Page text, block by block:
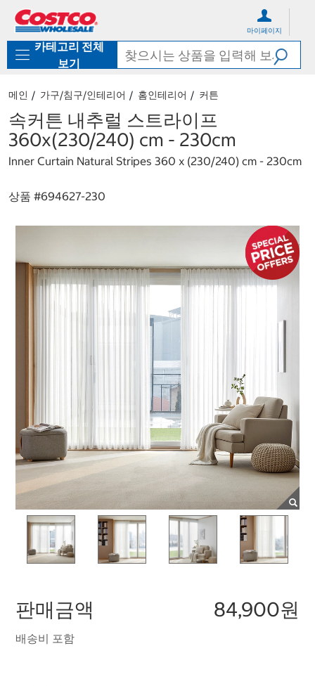
로
기
가
마이페이지
카테고리 전체
보기
메인 가구/침구/인테리어 홈인테리어 커튼
속커튼 내추럴 스트라이프
360x(230/240) cm - 230cm
Inner Curtain Natural Stripes 360 x (230/240) cm - 230cm
상품 #694627-230
판매금액 84,900원
배송비 포함